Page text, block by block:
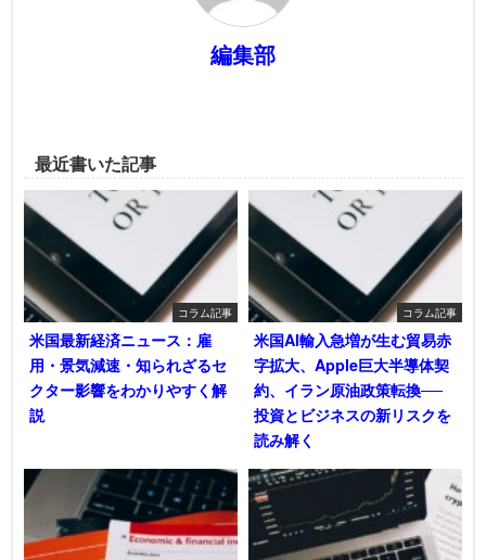
編集部
最近書いた記事
コラム記事
米国最新経済ニュース：雇
用・景気減速・知られざるセ
クター影響をわかりやすく解
説
コラム記事
米国AI輸入急増が生む貿易赤
字拡大、Apple巨大半導体契
約、イラン原油政策転換──
投資とビジネスの新リスクを
読み解く